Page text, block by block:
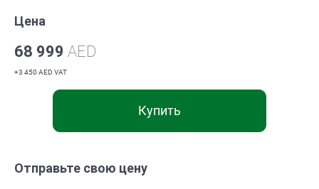
Цена
68 999 AED
+3 450 AED VAT
Купить
Отправьте свою цену